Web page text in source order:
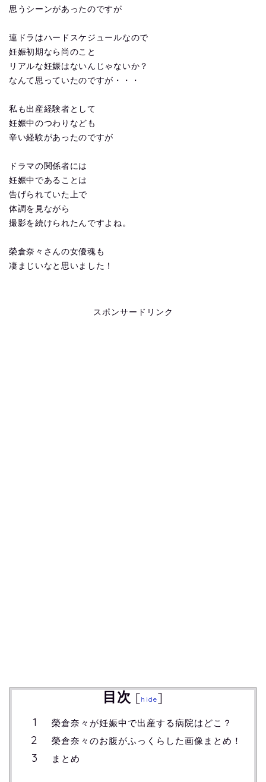
思うシーンがあったのですが
連ドラはハードスケジュールなので
妊娠初期なら尚のこと
リアルな妊娠はないんじゃないか？
なんて思っていたのですが・・・
私も出産経験者として
妊娠中のつわりなども
辛い経験があったのですが
ドラマの関係者には
妊娠中であることは
告げられていた上で
体調を見ながら
撮影を続けられたんですよね。
榮倉奈々さんの女優魂も
凄まじいなと思いました！
スポンサードリンク
目次 [hide]
榮倉奈々が妊娠中で出産する病院はどこ？
榮倉奈々のお腹がふっくらした画像まとめ！
まとめ